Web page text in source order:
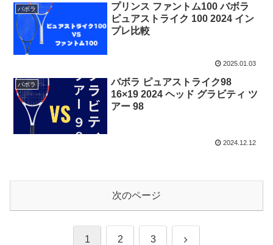
バボラ
プリンス ファントム100 バボラ
ピュアストライク 100 2024 イン
プレ比較
2025.01.03
バボラ
バボラ ピュアストライク98
16×19 2024 ヘッド グラビティ ツ
アー 98
2024.12.12
次のページ
1 2 3 次